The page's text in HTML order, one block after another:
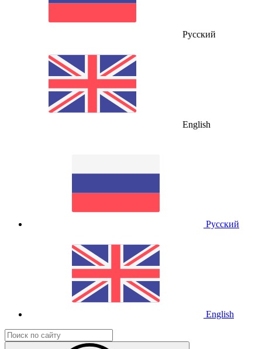
Русский
English
Русский
English